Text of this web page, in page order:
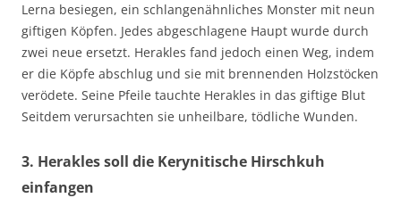
Lerna besiegen, ein schlangenähnliches Monster mit neun
giftigen Köpfen. Jedes abgeschlagene Haupt wurde durch
zwei neue ersetzt. Herakles fand jedoch einen Weg, indem
er die Köpfe abschlug und sie mit brennenden Holzstöcken
verödete. Seine Pfeile tauchte Herakles in das giftige Blut
Seitdem verursachten sie unheilbare, tödliche Wunden.
3. Herakles soll die Kerynitische Hirschkuh
einfangen